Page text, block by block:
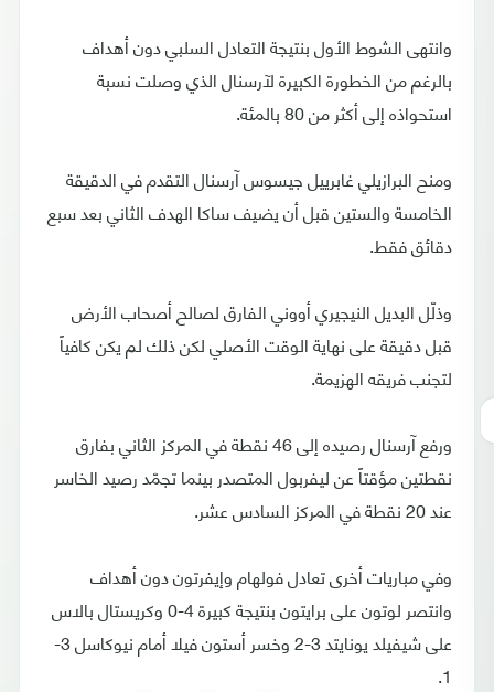
وانتهى الشوط الأول بنتيجة التعادل السلبي دون أهداف
بالرغم من الخطورة الكبيرة لآرسنال الذي وصلت نسبة
استحواذه إلى أكثر من 80 بالمئة.
ومنح البرازيلي غابرييل جيسوس آرسنال التقدم في الدقيقة
الخامسة والستين قبل أن يضيف ساكا الهدف الثاني بعد سبع
دقائق فقط.
وذلّل البديل النيجيري أووني الفارق لصالح أصحاب الأرض
قبل دقيقة على نهاية الوقت الأصلي لكن ذلك لم يكن كافياً
لتجنب فريقه الهزيمة.
ورفع آرسنال رصيده إلى 46 نقطة في المركز الثاني بفارق
نقطتين مؤقتاً عن ليفربول المتصدر بينما تجمّد رصيد الخاسر
عند 20 نقطة في المركز السادس عشر.
وفي مباريات أخرى تعادل فولهام وإيفرتون دون أهداف
وانتصر لوتون على برايتون بنتيجة كبيرة 4-0 وكريستال بالاس
على شيفيلد يونايتد 3-2 وخسر أستون فيلا أمام نيوكاسل 3-
1.